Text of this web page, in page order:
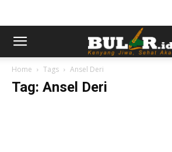
Home Tags Ansel Deri
Tag: Ansel Deri